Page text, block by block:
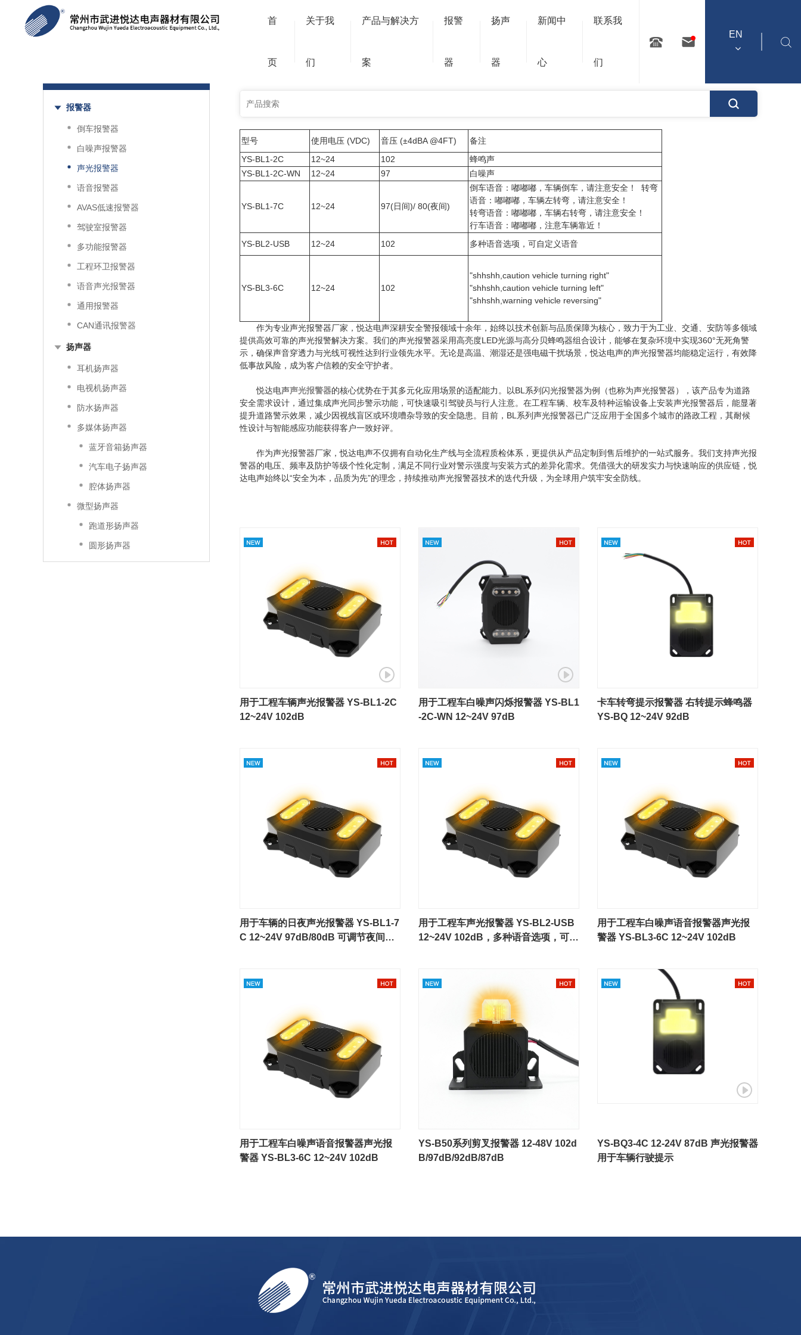
首
页
关于我
们
产品与解决方
案
报警
器
扬声
器
新闻中
心
联系我
们
EN
搜索
列目前主要用于道路安全。在车辆上安装声光报警器，提醒驾驶员和周围行人提高警
您的位置：主页 产品中心
报警器
倒车报警器
白噪声报警器
声光报警器
语音报警器
AVAS低速报警器
驾驶室报警器
多功能报警器
工程环卫报警器
语音声光报警器
通用报警器
CAN通讯报警器
扬声器
耳机扬声器
电视机扬声器
防水扬声器
多媒体扬声器
蓝牙音箱扬声器
汽车电子扬声器
腔体扬声器
微型扬声器
跑道形扬声器
圆形扬声器
声光报警器
型号 使用电压 (VDC) 音压 (±4dBA @4FT)
备注
YS-BL1-2C
12~24 102
蜂鸣声
YS-BL1-2C-WN
12~24 97 白噪声
YS-BL1-7C 12~24 97(日间)/ 80(夜间)
倒车语音：嘟嘟嘟，车辆倒车，请注意安全！ 转弯
语音： 嘟嘟嘟，车辆左转弯，请注意安全！
转弯语音：嘟嘟嘟，车辆右转弯，请注意安全！
行车语音：嘟嘟嘟，注意车辆靠近！
YS-BL2-USB
12~24 102 多种语音选项，可自定义语音
YS-BL3-6C 12~24 102
"shhshh,caution vehicle turning right"
"shhshh,caution vehicle turning left"
"shhshh,warning vehicle reversing"
作为专业声光报警器厂家，悦达电声深耕安全警报领域十余年，始终以技术创新与品质保障为核心，致力于为工业、交通、安防等多领域
提供高效可靠的声光报警解决方案。我们的声光报警器采用高亮度LED光源与高分贝蜂鸣器组合设计，能够在复杂环境中实现360°无死角警
示，确保声音穿透力与光线可视性达到行业领先水平。无论是高温、潮湿还是强电磁干扰场景，悦达电声的声光报警器均能稳定运行，有效降
低事故风险，成为客户信赖的安全守护者。
悦达电声声光报警器的核心优势在于其多元化应用场景的适配能力。以BL系列闪光报警器为例（也称为声光报警器），该产品专为道路
安全需求设计，通过集成声光同步警示功能，可快速吸引驾驶员与行人注意。在工程车辆、校车及特种运输设备上安装声光报警器后，能显著
提升道路警示效果，减少因视线盲区或环境嘈杂导致的安全隐患。目前，BL系列声光报警器已广泛应用于全国多个城市的路政工程，其耐候
性设计与智能感应功能获得客户一致好评。
作为声光报警器厂家，悦达电声不仅拥有自动化生产线与全流程质检体系，更提供从产品定制到售后维护的一站式服务。我们支持声光报
警器的电压、频率及防护等级个性化定制，满足不同行业对警示强度与安装方式的差异化需求。凭借强大的研发实力与快速响应的供应链，悦
达电声始终以“安全为本，品质为先”的理念，持续推动声光报警器技术的迭代升级，为全球用户筑牢安全防线。
用于工程车辆声光报警器 YS-BL1-2C
12~24V 102dB
用于工程车白噪声闪烁报警器 YS-BL1
-2C-WN 12~24V 97dB
卡车转弯提示报警器 右转提示蜂鸣器
YS-BQ 12~24V 92dB
用于车辆的日夜声光报警器 YS-BL1-7
C 12~24V 97dB/80dB 可调节夜间模
用于工程车声光报警器 YS-BL2-USB
12~24V 102dB，多种语音选项，可定
用于工程车白噪声语音报警器声光报
警器 YS-BL3-6C 12~24V 102dB
用于工程车白噪声语音报警器声光报
警器 YS-BL3-6C 12~24V 102dB
YS-B50系列剪叉报警器 12-48V 102d
B/97dB/92dB/87dB
YS-BQ3-4C 12-24V 87dB 声光报警器
用于车辆行驶提示